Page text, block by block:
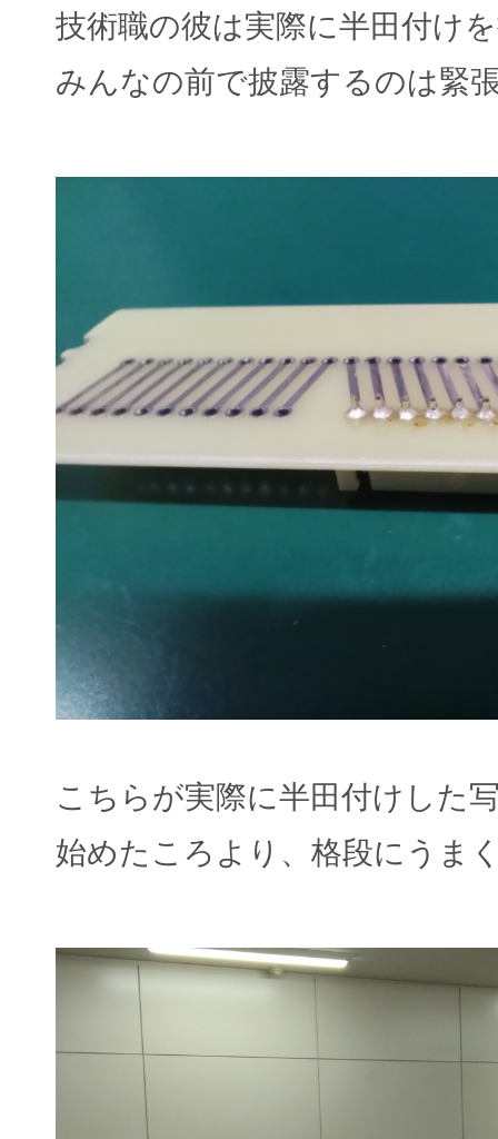
技術職の彼は実際に半田付け
みんなの前で披露するのは緊
こちらが実際に半田付けした
始めたころより、格段にうま